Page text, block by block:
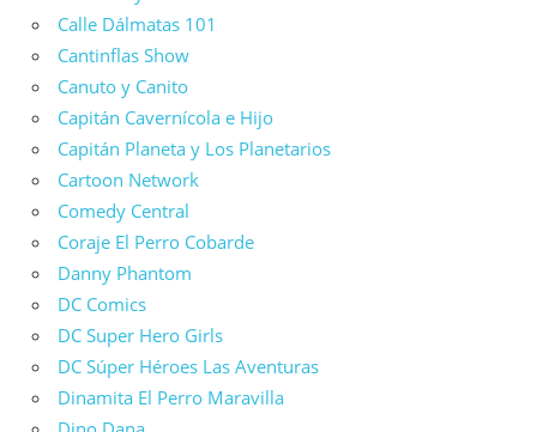
Calle Dálmatas 101
Cantinflas Show
Canuto y Canito
Capitán Cavernícola e Hijo
Capitán Planeta y Los Planetarios
Cartoon Network
Comedy Central
Coraje El Perro Cobarde
Danny Phantom
DC Comics
DC Super Hero Girls
DC Súper Héroes Las Aventuras
Dinamita El Perro Maravilla